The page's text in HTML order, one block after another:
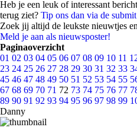
Heb je een leuk of interessant
terug ziet? Tip ons dan via de
Zoek jij altijd de leukste nieuwtjes
Meld je aan als nieuwsposter!
Paginaoverzicht
01 02 03 04 05 06 07 08 09 10 11
23 24 25 26 27 28 29 30 31 32 33
45 46 47 48 49 50 51 52 53 54 55
67 68 69 70 71 72 73 74 75 76 77
89 90 91 92 93 94 95 96 97 98 99
Danny